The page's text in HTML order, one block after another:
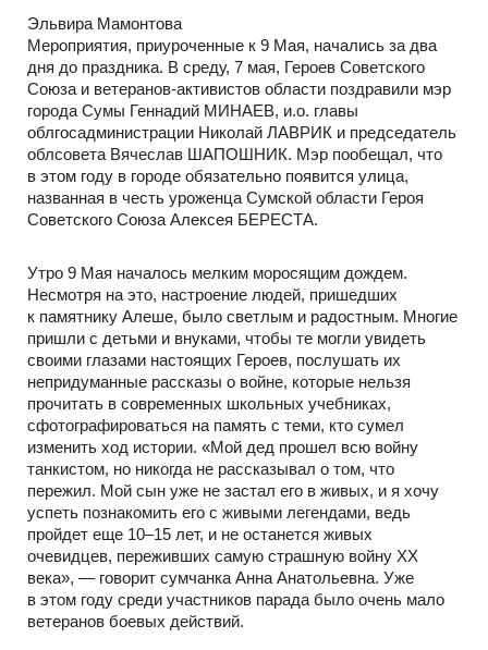
Эльвира Мамонтова
Мероприятия, приуроченные к 9 Мая, начались за два
дня до праздника. В среду, 7 мая, Героев Советского
Союза и ветеранов-активистов области поздравили мэр
города Сумы Геннадий МИНАЕВ, и.о. главы
облгосадминистрации Николай ЛАВРИК и председатель
облсовета Вячеслав ШАПОШНИК. Мэр пообещал, что
в этом году в городе обязательно появится улица,
названная в честь уроженца Сумской области Героя
Советского Союза Алексея БЕРЕСТА.
Утро 9 Мая началось мелким моросящим дождем.
Несмотря на это, настроение людей, пришедших
к памятнику Алеше, было светлым и радостным. Многие
пришли с детьми и внуками, чтобы те могли увидеть
своими глазами настоящих Героев, послушать их
непридуманные рассказы о войне, которые нельзя
прочитать в современных школьных учебниках,
сфотографироваться на память с теми, кто сумел
изменить ход истории. «Мой дед прошел всю войну
танкистом, но никогда не рассказывал о том, что
пережил. Мой сын уже не застал его в живых, и я хочу
успеть познакомить его с живыми легендами, ведь
пройдет еще 10–15 лет, и не останется живых
очевидцев, переживших самую страшную войну XX
века», — говорит сумчанка Анна Анатольевна. Уже
в этом году среди участников парада было очень мало
ветеранов боевых действий.